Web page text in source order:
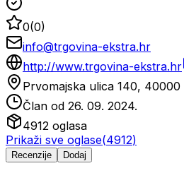
0(0)
info@trgovina-ekstra.hr
http://www.trgovina-ekstra.hr
Prvomajska ulica 140,
Član od 26. 09. 2024.
4912 oglasa
Prikaži sve oglase(4912)
Recenzije Dodaj